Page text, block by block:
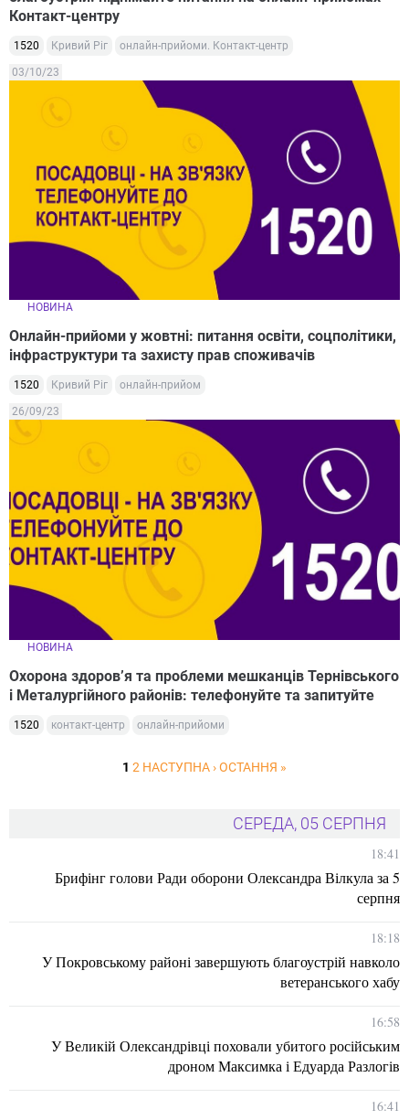
Контакт-центру
1520 Кривий Ріг онлайн-прийоми. Контакт-центр
03/10/23
НОВИНА
Онлайн-прийоми у жовтні: питання освіти, соцполітики,
інфраструктури та захисту прав споживачів
1520 Кривий Ріг онлайн-прийом
26/09/23
НОВИНА
Охорона здоров’я та проблеми мешканців Тернівського
і Металургійного районів: телефонуйте та запитуйте
1520 контакт-центр онлайн-прийоми
1 2 НАСТУПНА ›ОСТАННЯ »
СЕРЕДА, 05 СЕРПНЯ
18:41
Брифінг голови Ради оборони Олександра Вілкула за 5
серпня
18:18
У Покровському районі завершують благоустрій навколо
ветеранського хабу
16:58
У Великій Олександрівці поховали убитого російським
дроном Максимка і Едуарда Разлогів
16:41